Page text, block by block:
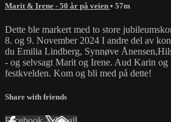
Marit & Irene - 50 år på veien • 57m
Dette ble markert med to store
8. og 9. November 2024 I andre del av
du Emilia Lindberg, Synnøve
- og selvsagt Marit og Irene. Aud Karin
festkvelden. Kom og bli med på dette!
Share with friends